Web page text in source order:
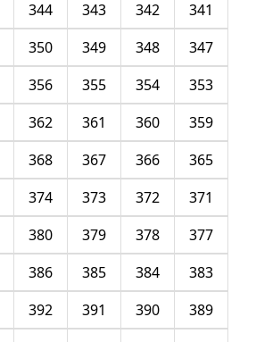
341
342
343
344
347
348
349
350
353
354
355
356
359
360
361
362
365
366
367
368
371
372
373
374
377
378
379
380
383
384
385
386
389
390
391
392